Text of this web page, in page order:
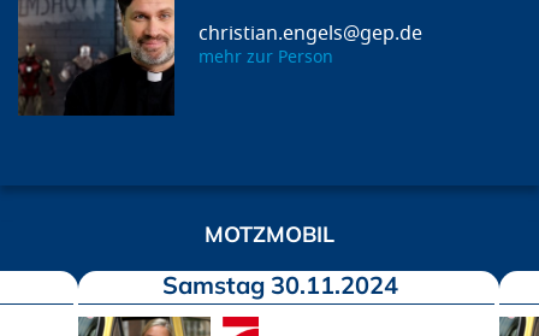
christian.engels@gep.de
mehr zur Person
MOTZMOBIL
Samstag 30.11.2024